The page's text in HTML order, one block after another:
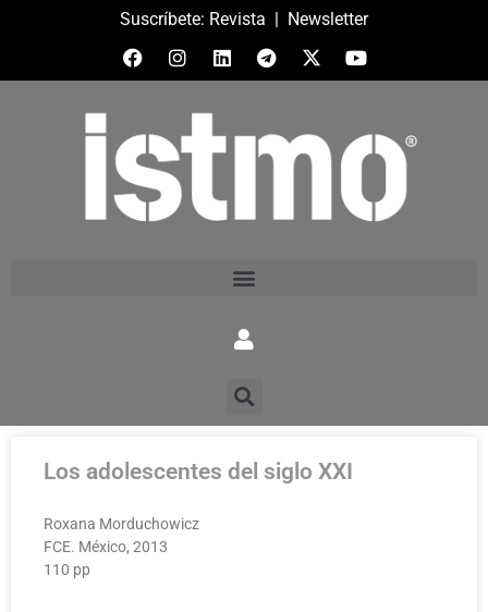
Suscríbete: Revista | Newsletter
Los adolescentes del siglo XXI
Roxana Morduchowicz
FCE. México, 2013
110 pp